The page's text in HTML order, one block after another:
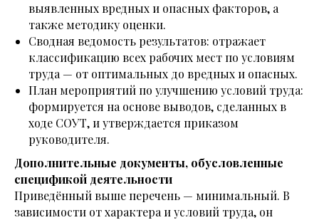
выявленных вредных и опасных факторов, а
также методику оценки.
Сводная ведомость результатов: отражает
классификацию всех рабочих мест по условиям
труда — от оптимальных до вредных и опасных.
План мероприятий по улучшению условий труда:
формируется на основе выводов, сделанных в
ходе СОУТ, и утверждается приказом
руководителя.
Дополнительные документы, обусловленные
спецификой деятельности
Приведённый выше перечень — минимальный. В
зависимости от характера и условий труда, он